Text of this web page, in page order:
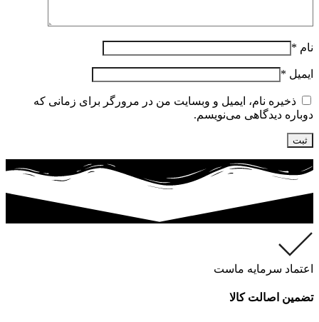
نام *
ایمیل *
ذخیره نام، ایمیل و وبسایت من در مرورگر برای زمانی که
دوباره دیدگاهی می‌نویسم.
اعتماد سرمایه ماست
تضمین اصالت کالا